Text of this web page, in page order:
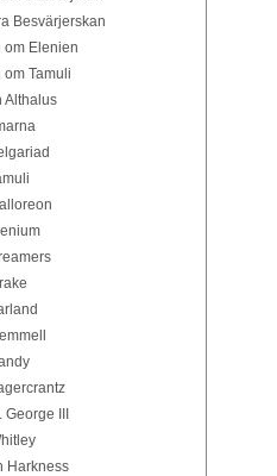
Besvärjerskan
om Elenien
om Tamuli
Althalus
III
Harkness